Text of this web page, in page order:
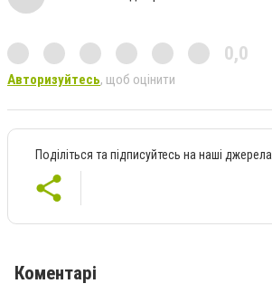
0,0
Авторизуйтесь, щоб оцінити
Поділіться та підписуйтесь на наші джерела
Коментарі